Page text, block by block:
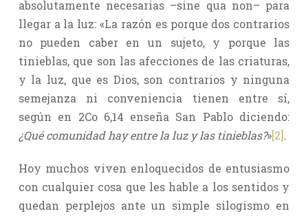
absolutamente necesarias –sine qua non– para
llegar a la luz: «La razón es porque dos contrarios
no pueden caber en un sujeto, y porque las
tinieblas, que son las afecciones de las criaturas,
y la luz, que es Dios, son contrarios y ninguna
semejanza ni conveniencia tienen entre sí,
según en 2Co 6,14 enseña San Pablo diciendo:
¿Qué comunidad hay entre la luz y las tinieblas?»[2].
Hoy muchos viven enloquecidos de entusiasmo
con cualquier cosa que les hable a los sentidos y
quedan perplejos ante un simple silogismo en